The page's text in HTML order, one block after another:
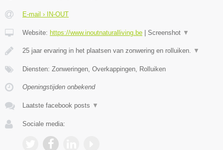
E-mail › IN-OUT
Website: https://www.inoutnaturalliving.be | Screenshot ▼
25 jaar ervaring in het plaatsen van zonwering en rolluiken. ▼
Diensten: Zonweringen, Overkappingen, Rolluiken
Openingstijden onbekend
Laatste facebook posts ▼
Sociale media: